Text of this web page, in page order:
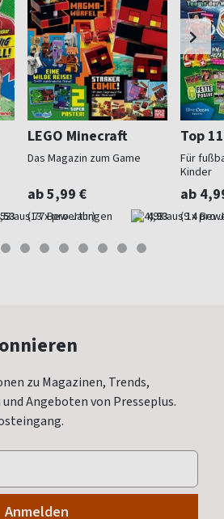
LEGO Minecraft
Das Magazin zum Game
ab 5,99 €
(13 x pro Jahr) 4,93
Top 11
Für
Kinder
ab
(9 x pro
zu Magazinen, Trends,
Angeboten von Presseplus.